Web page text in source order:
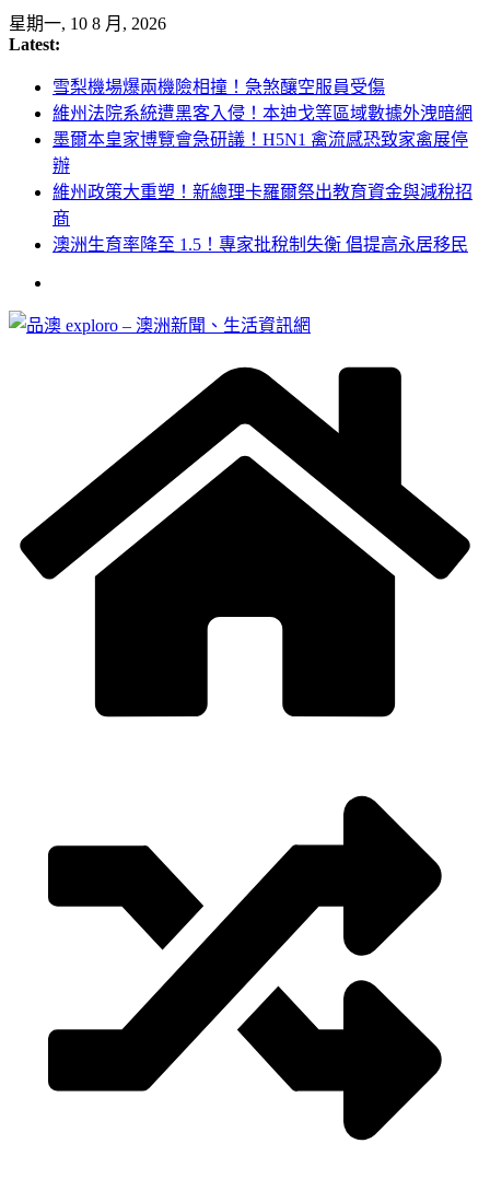
Skip
to
content
星期一, 10 8 月, 2026
Latest:
雪梨機場爆兩機險相撞！急煞釀空服員受傷
維州法院系統遭黑客入侵！本迪戈等區域數據外洩暗網
墨爾本皇家博覽會急研議！H5N1 禽流感恐致家禽展停
辦
維州政策大重塑！新總理卡羅爾祭出教育資金與減稅招
商
澳洲生育率降至 1.5！專家批稅制失衡 倡提高永居移民